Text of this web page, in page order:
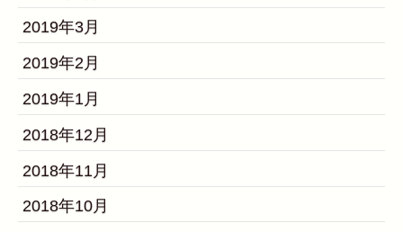
2019年3月
2019年2月
2019年1月
2018年12月
2018年11月
2018年10月